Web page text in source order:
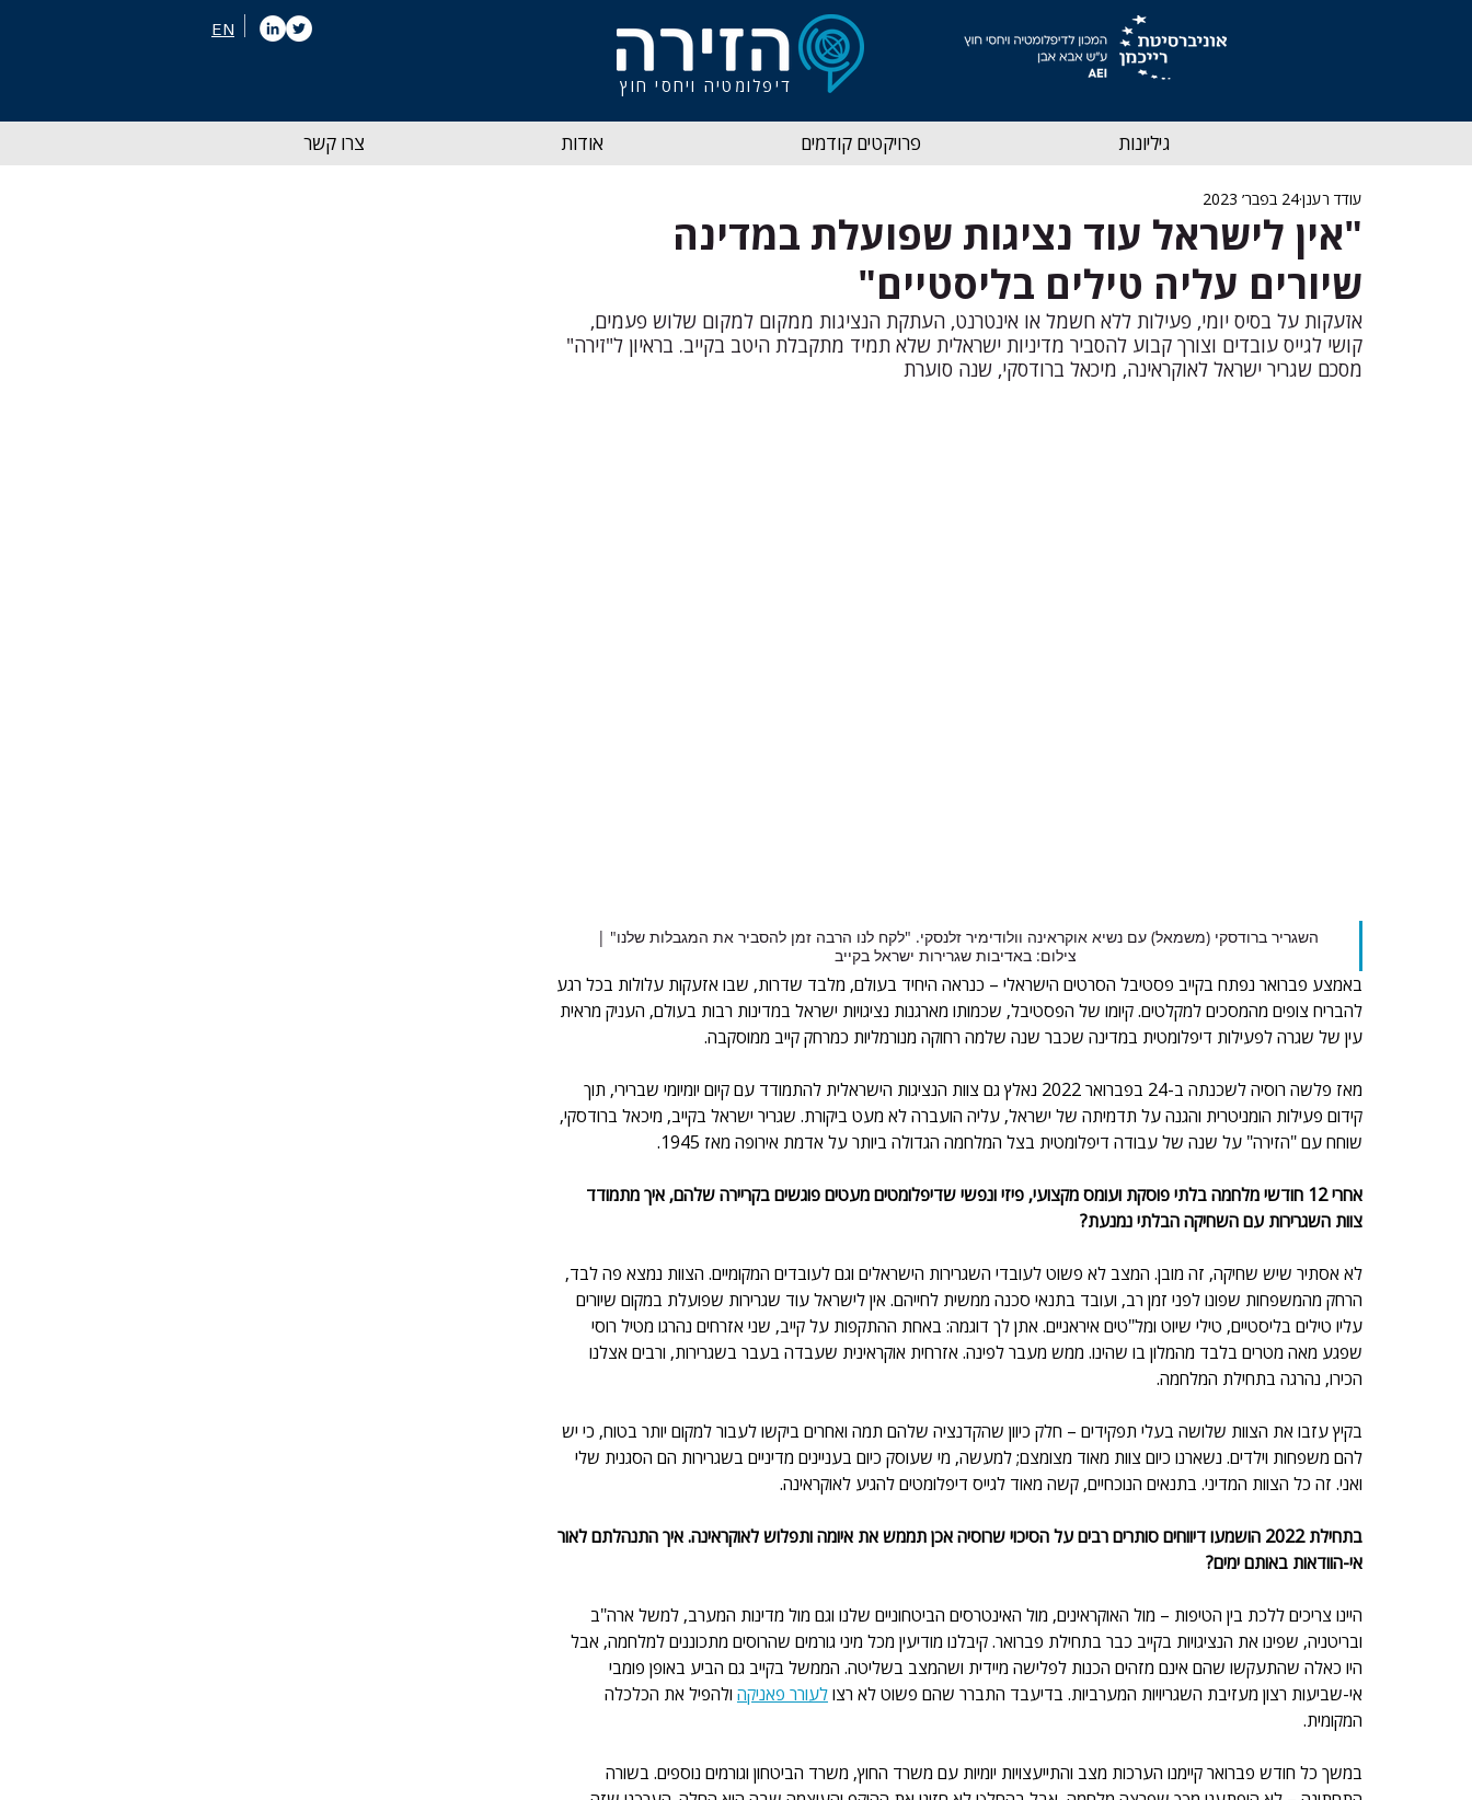
EN
דיפלומטיה ויחסי חוץ
גיליונות פרויקטים קודמים אודות צרו קשר
"אין לישראל עוד נציגות שפועלת במדינה
שיורים עליה טילים בליסטיים"
עודד רענן24 בפבר׳ 2023
אזעקות על בסיס יומי, פעילות ללא חשמל או אינטרנט, העתקת הנציגות ממקום למקום שלוש פעמים,
קושי לגייס עובדים וצורך קבוע להסביר מדיניות ישראלית שלא תמיד מתקבלת היטב בקייב. בראיון ל"זירה"
מסכם שגריר ישראל לאוקראינה, מיכאל ברודסקי, שנה סוערת
השגריר ברודסקי (משמאל) עם נשיא אוקראינה וולודימיר זלנסקי. "לקח לנו הרבה זמן להסביר את המגבלות שלנו" |
צילום: באדיבות שגרירות ישראל בקייב
באמצע פברואר נפתח בקייב פסטיבל הסרטים הישראלי – כנראה היחיד בעולם, מלבד שדרות, שבו אזעקות עלולות בכל רגע
להבריח צופים מהמסכים למקלטים. קיומו של הפסטיבל, שכמותו מארגנות נציגויות ישראל במדינות רבות בעולם, העניק מראית
עין של שגרה לפעילות דיפלומטית במדינה שכבר שנה שלמה רחוקה מנורמליות כמרחק קייב ממוסקבה.
מאז פלשה רוסיה לשכנתה ב-24 בפברואר 2022 נאלץ גם צוות הנציגות הישראלית להתמודד עם קיום יומיומי שברירי, תוך
קידום פעילות הומניטרית והגנה על תדמיתה של ישראל, עליה הועברה לא מעט ביקורת. שגריר ישראל בקייב, מיכאל ברודסקי,
שוחח עם "הזירה" על שנה של עבודה דיפלומטית בצל המלחמה הגדולה ביותר על אדמת אירופה מאז 1945.
אחרי 12 חודשי מלחמה בלתי פוסקת ועומס מקצועי, פיזי ונפשי שדיפלומטים מעטים פוגשים בקריירה שלהם, איך מתמודד
צוות השגרירות עם השחיקה הבלתי נמנעת?
לא אסתיר שיש שחיקה, זה מובן. המצב לא פשוט לעובדי השגרירות הישראלים וגם לעובדים המקומיים. הצוות נמצא פה לבד,
הרחק מהמשפחות שפונו לפני זמן רב, ועובד בתנאי סכנה ממשית לחייהם. אין לישראל עוד שגרירות שפועלת במקום שיורים
עליו טילים בליסטיים, טילי שיוט ומל"טים איראניים. אתן לך דוגמה: באחת ההתקפות על קייב, שני אזרחים נהרגו מטיל רוסי
שפגע מאה מטרים בלבד מהמלון בו שהינו. ממש מעבר לפינה. אזרחית אוקראינית שעבדה בעבר בשגרירות, ורבים אצלנו
הכירו, נהרגה בתחילת המלחמה.
בקיץ עזבו את הצוות שלושה בעלי תפקידים – חלק כיוון שהקדנציה שלהם תמה ואחרים ביקשו לעבור למקום יותר בטוח, כי יש
להם משפחות וילדים. נשארנו כיום צוות מאוד מצומצם; למעשה, מי שעוסק כיום בעניינים מדיניים בשגרירות הם הסגנית שלי
ואני. זה כל הצוות המדיני. בתנאים הנוכחיים, קשה מאוד לגייס דיפלומטים להגיע לאוקראינה.
בתחילת 2022 הושמעו דיווחים סותרים רבים על הסיכוי שרוסיה אכן תממש את איומה ותפלוש לאוקראינה. איך התנהלתם לאור
אי-הוודאות באותם ימים?
היינו צריכים ללכת בין הטיפות – מול האוקראינים, מול האינטרסים הביטחוניים שלנו וגם מול מדינות המערב, למשל ארה"ב
ובריטניה, שפינו את הנציגויות בקייב כבר בתחילת פברואר. קיבלנו מודיעין מכל מיני גורמים שהרוסים מתכוננים למלחמה, אבל
היו כאלה שהתעקשו שהם אינם מזהים הכנות לפלישה מיידית ושהמצב בשליטה. הממשל בקייב גם הביע באופן פומבי
אי-שביעות רצון מעזיבת השגריויות המערביות. בדיעבד התברר שהם פשוט לא רצו לעורר פאניקה ולהפיל את הכלכלה
המקומית.
במשך כל חודש פברואר קיימנו הערכות מצב והתייעצויות יומיות עם משרד החוץ, משרד הביטחון וגורמים נוספים. בשורה